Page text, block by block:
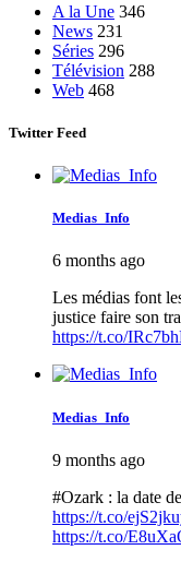
A la Une 346
News 231
Séries 296
Télévision 288
Web 468
Twitter Feed
Medias_Info
6 months ago
Les médias font
justice faire son
https://t.co/
Medias_Info
9 months ago
#Ozark : la date
https://t.co/
https://t.co/